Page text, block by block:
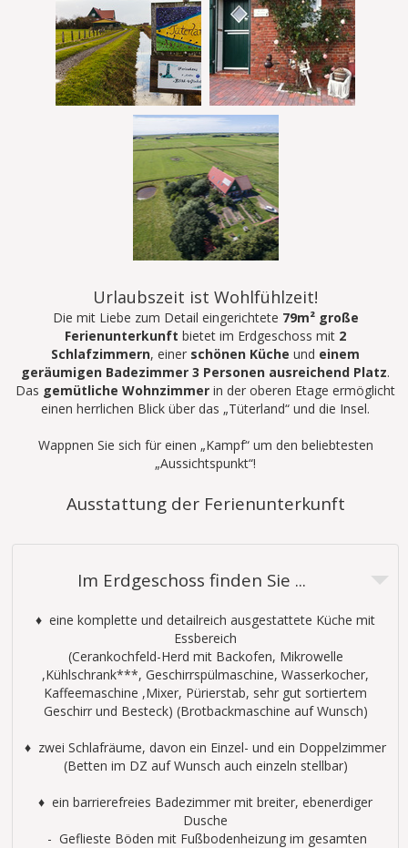
Urlaubszeit ist Wohlfühlzeit!
Die mit Liebe zum Detail eingerichtete 79m² große
Ferienunterkunft bietet im Erdgeschoss mit 2
Schlafzimmern, einer schönen Küche und einem
geräumigen Badezimmer 3 Personen ausreichend Platz.
Das gemütliche Wohnzimmer in der oberen Etage ermöglicht
einen herrlichen Blick über das „Tüterland“ und die Insel.
Wappnen Sie sich für einen „Kampf“ um den beliebtesten
„Aussichtspunkt“!
Ausstattung der Ferienunterkunft
Im Erdgeschoss finden Sie ...
♦ eine komplette und detailreich ausgestattete Küche mit
Essbereich
(Cerankochfeld-Herd mit Backofen, Mikrowelle
,Kühlschrank***, Geschirrspülmaschine, Wasserkocher,
Kaffeemaschine ,Mixer, Pürierstab, sehr gut sortiertem
Geschirr und Besteck) (Brotbackmaschine auf Wunsch)
♦ zwei Schlafräume, davon ein Einzel- und ein Doppelzimmer
(Betten im DZ auf Wunsch auch einzeln stellbar)
♦ ein barrierefreies Badezimmer mit breiter, ebenerdiger
Dusche
- Geflieste Böden mit Fußbodenheizung im gesamten